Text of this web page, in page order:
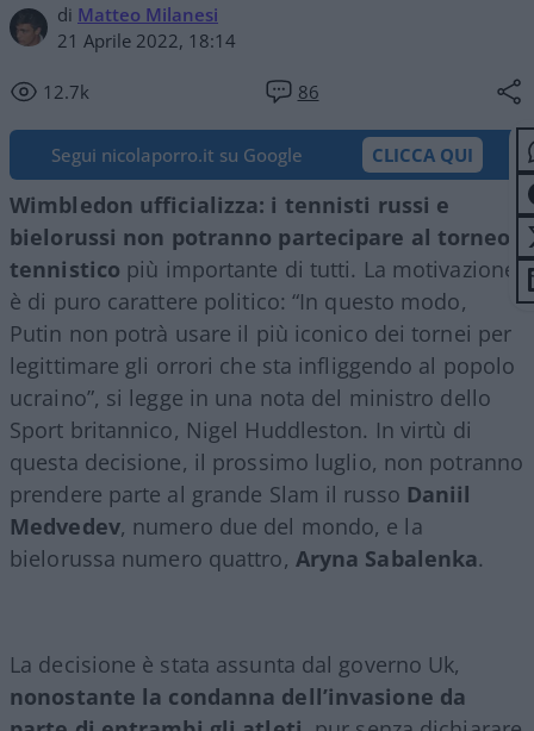
di Matteo Milanesi
21 Aprile 2022, 18:14
12.7k 86
Segui nicolaporro.it su Google CLICCA QUI
Wimbledon ufficializza: i tennisti russi e
bielorussi non potranno partecipare al torneo
tennistico più importante di tutti. La motivazione
è di puro carattere politico: “In questo modo,
Putin non potrà usare il più iconico dei tornei per
legittimare gli orrori che sta infliggendo al popolo
ucraino”, si legge in una nota del ministro dello
Sport britannico, Nigel Huddleston. In virtù di
questa decisione, il prossimo luglio, non potranno
prendere parte al grande Slam il russo Daniil
Medvedev, numero due del mondo, e la
bielorussa numero quattro, Aryna Sabalenka.
La decisione è stata assunta dal governo Uk,
nonostante la condanna dell’invasione da